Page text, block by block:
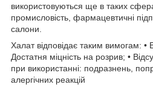
використовуються ще в таких
промисловість, фармацевтичні
салони.
Халат відповідає таким вимогам: •
Достатня міцність на розрив; •
при використанні: подразнень,
алергічних реакцій